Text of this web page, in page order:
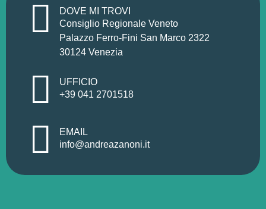
DOVE MI TROVI
Consiglio Regionale Veneto
Palazzo Ferro-Fini San Marco 2322
30124 Venezia
UFFICIO
+39 041 2701518
EMAIL
info@andreazanoni.it